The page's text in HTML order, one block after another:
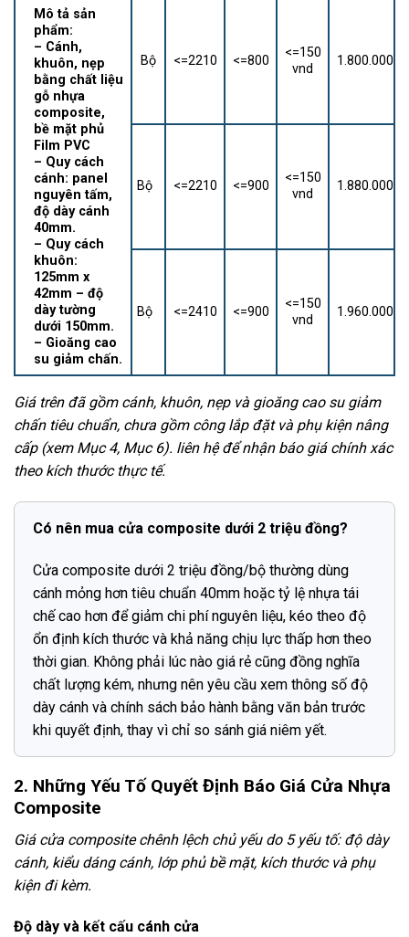
Mô tả sản
phẩm:
– Cánh,
khuôn, nẹp
bằng chất liệu
gỗ nhựa
composite,
bề mặt phủ
Film PVC
– Quy cách
cánh: panel
nguyên tấm,
độ dày cánh
40mm.
– Quy cách
khuôn:
125mm x
42mm – độ
dày tường
dưới 150mm.
– Gioăng cao
su giảm chấn.
Bộ <=2210 <=800
<=150
vnd
1.800.000
Bộ <=2210 <=900
<=150
vnd
1.880.000
Bộ <=2410 <=900
<=150
vnd
1.960.000
Giá trên đã gồm cánh, khuôn, nẹp và gioăng cao su giảm
chấn tiêu chuẩn, chưa gồm công lắp đặt và phụ kiện nâng
cấp (xem Mục 4, Mục 6). liên hệ để nhận báo giá chính xác
theo kích thước thực tế.
Có nên mua cửa composite dưới 2 triệu đồng?
Cửa composite dưới 2 triệu đồng/bộ thường dùng
cánh mỏng hơn tiêu chuẩn 40mm hoặc tỷ lệ nhựa tái
chế cao hơn để giảm chi phí nguyên liệu, kéo theo độ
ổn định kích thước và khả năng chịu lực thấp hơn theo
thời gian. Không phải lúc nào giá rẻ cũng đồng nghĩa
chất lượng kém, nhưng nên yêu cầu xem thông số độ
dày cánh và chính sách bảo hành bằng văn bản trước
khi quyết định, thay vì chỉ so sánh giá niêm yết.
2. Những Yếu Tố Quyết Định Báo Giá Cửa Nhựa
Composite
Giá cửa composite chênh lệch chủ yếu do 5 yếu tố: độ dày
cánh, kiểu dáng cánh, lớp phủ bề mặt, kích thước và phụ
kiện đi kèm.
Độ dày và kết cấu cánh cửa